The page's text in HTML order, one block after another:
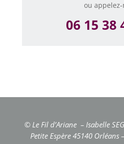
ou
06 15 38
© Le Fil d’Ariane – Isabelle
Petite Espère 45140 Orléans